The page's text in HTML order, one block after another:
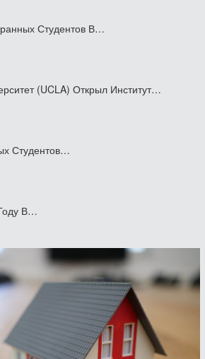
Студентов В…
(UCLA) Открыл Институт…
Студентов…
В…